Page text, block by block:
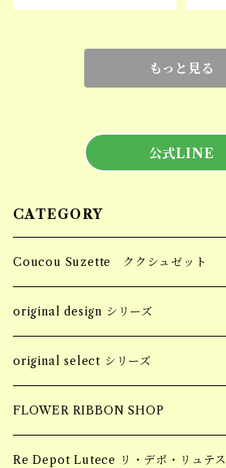
もっと見る
公式LINE
CATEGORY
Coucou Suzette ククシュゼット
Hair Clip ヘアクリップ
Socks 靴下
Pins ピンバッジ
Hair Claw ヘアクロー
original design シリーズ
accessory
piercing
earring
apparel
tops
souvenir
original select シリーズ
accessory
piercing
apparel
FLOWER RIBBON SHOP
お花柄ステッカー
Re Depot Lutece リ・デポ・リュテス